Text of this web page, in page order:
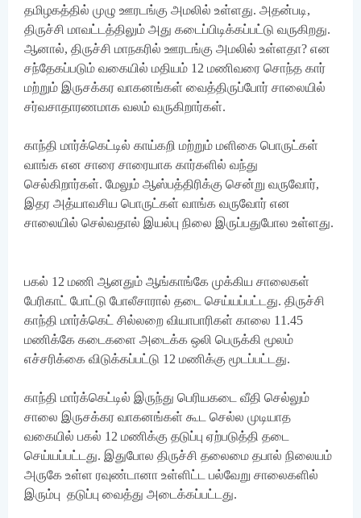
தமிழகத்தில் முழு ஊரடங்கு அமலில் உள்ளது. அதன்படி,
திருச்சி மாவட்டத்திலும் அது கடைப்பிடிக்கப்பட்டு வருகிறது.
ஆனால், திருச்சி மாநகரில் ஊரடங்கு அமலில் உள்ளதா? என
சந்தேகப்படும் வகையில் மதியம் 12 மணிவரை சொந்த கார்
மற்றும் இருசக்கர வாகனங்கள் வைத்திருப்போர் சாலையில்
சர்வசாதாரணமாக வலம் வருகிறார்கள்.
காந்தி மார்க்கெட்டில் காய்கறி மற்றும் மளிகை பொருட்கள்
வாங்க என சாரை சாரையாக கார்களில் வந்து
செல்கிறார்கள். மேலும் ஆஸ்பத்திரிக்கு சென்று வருவோர்,
இதர அத்யாவசிய பொருட்கள் வாங்க வருவோர் என
சாலையில் செல்வதால் இயல்பு நிலை இருப்பதுபோல உள்ளது.
பகல் 12 மணி ஆனதும் ஆங்காங்கே முக்கிய சாலைகள்
பேரிகாட் போட்டு போலீசாரால் தடை செய்யப்பட்டது. திருச்சி
காந்தி மார்க்கெட் சில்லறை வியாபாரிகள் காலை 11.45
மணிக்கே கடைகளை அடைக்க ஒலி பெருக்கி மூலம்
எச்சரிக்கை விடுக்கப்பட்டு 12 மணிக்கு மூடப்பட்டது.
காந்தி மார்க்கெட்டில் இருந்து பெரியகடை வீதி செல்லும்
சாலை இருசக்கர வாகனங்கள் கூட செல்ல முடியாத
வகையில் பகல் 12 மணிக்கு தடுப்பு ஏற்படுத்தி தடை
செய்யப்பட்டது. இதுபோல திருச்சி தலைமை தபால் நிலையம்
அருகே உள்ள ரவுண்டானா உள்ளிட்ட பல்வேறு சாலைகளில்
இரும்பு தடுப்பு வைத்து அடைக்கப்பட்டது.